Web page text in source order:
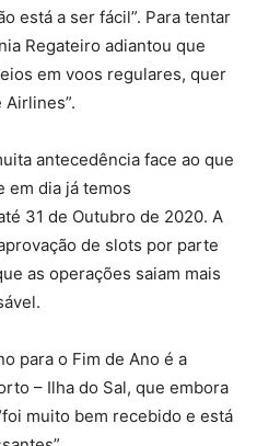
está a ser fácil”. Para tentar
Regateiro adiantou que
em voos regulares, quer
Airlines”.
antecedência face ao que
em dia já temos
31 de Outubro de 2020. A
de slots por parte
as operações saiam mais
para o Fim de Ano é a
– Ilha do Sal, que embora
muito bem recebido e está